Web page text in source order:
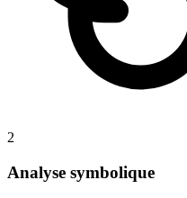
2
Analyse symbolique